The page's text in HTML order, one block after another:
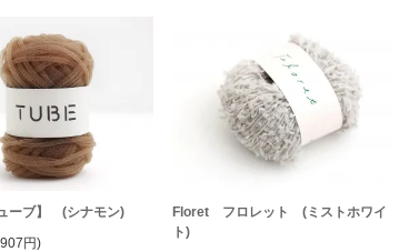
ーブ】 (シナモン)
円)
Floret フロレット (ミストホワイ
ト)